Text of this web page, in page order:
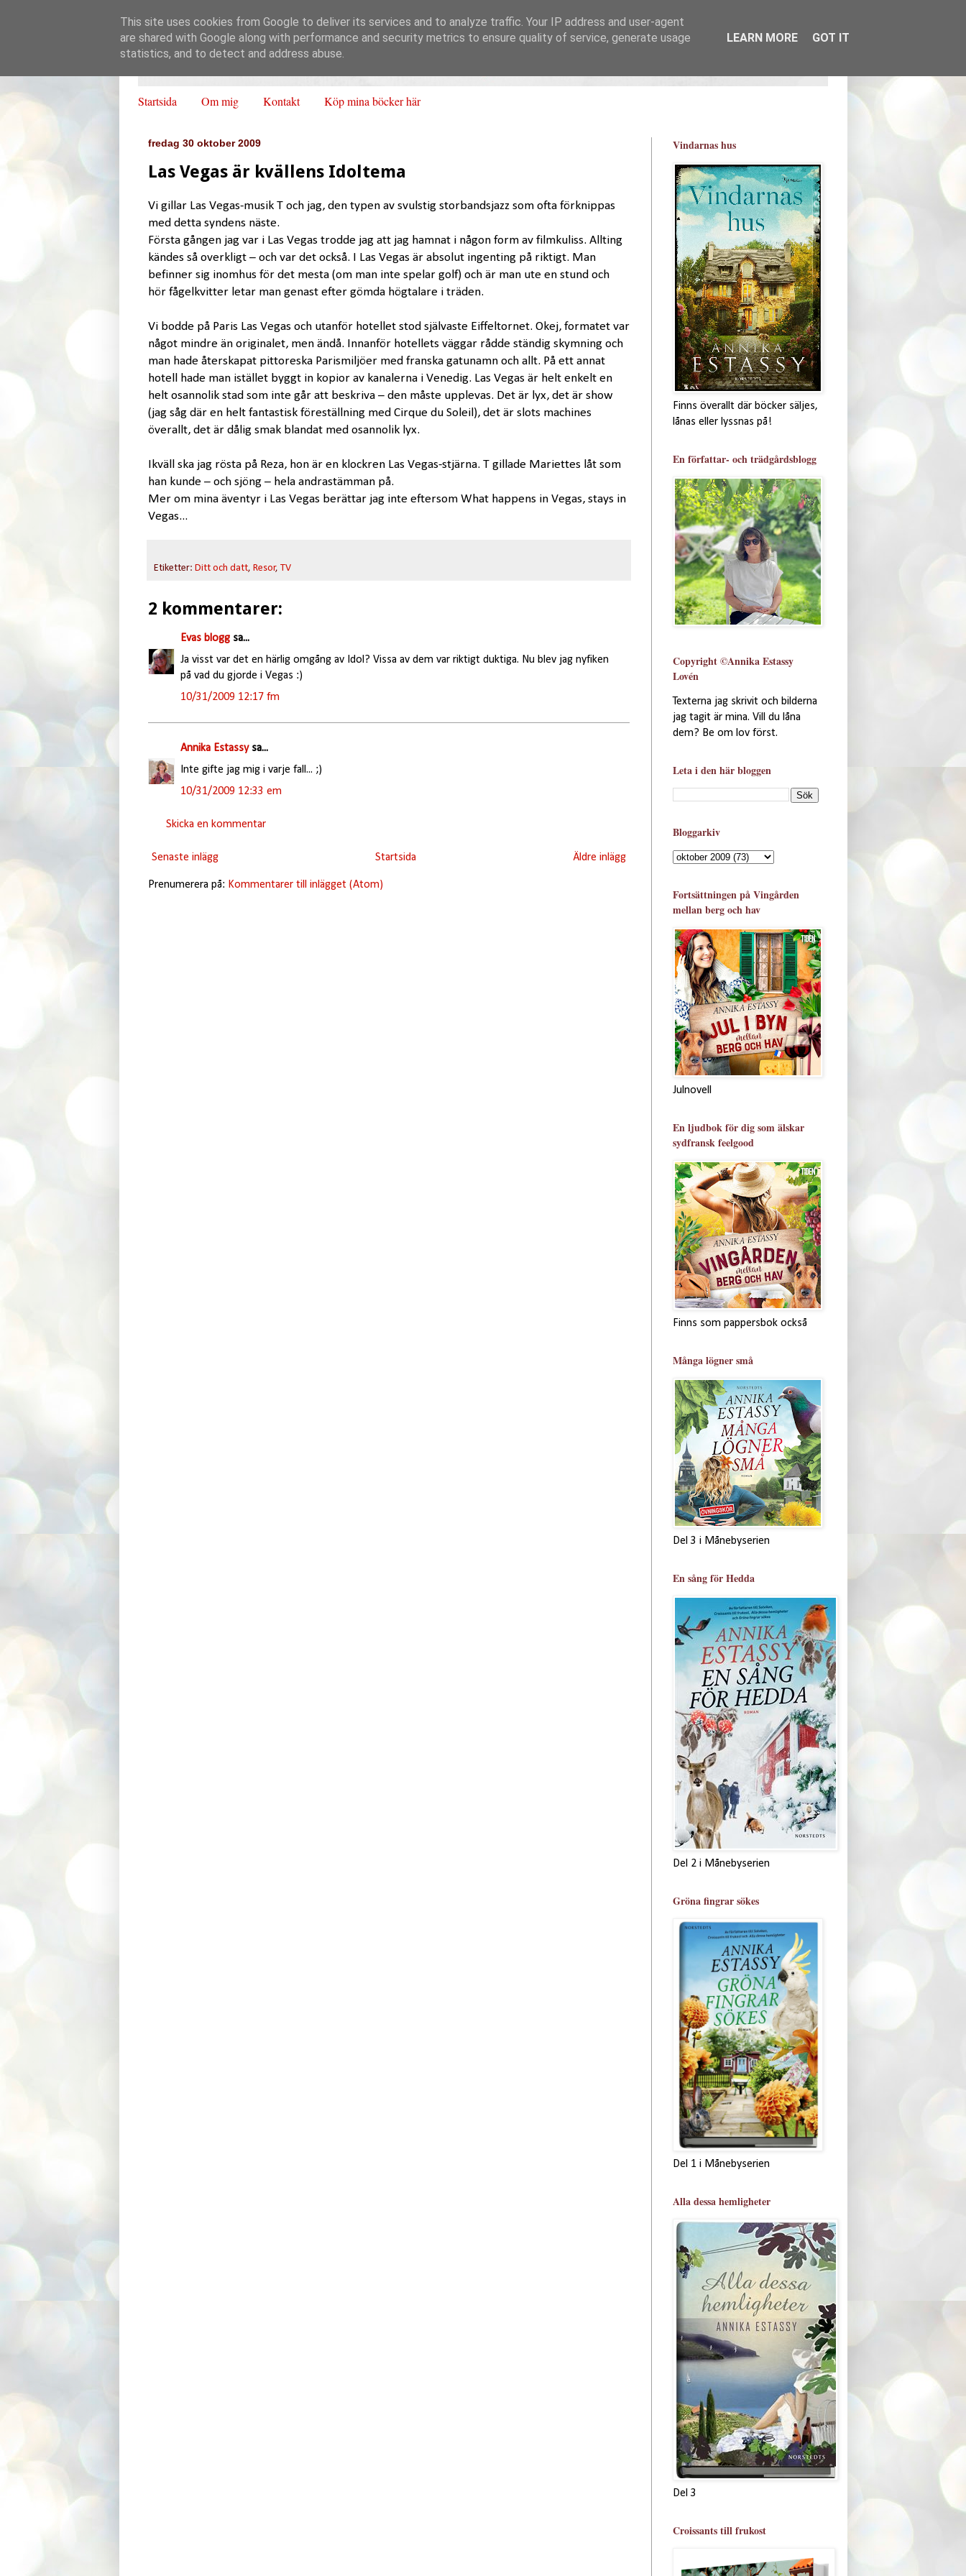
Startsida Om mig Kontakt Köp mina böcker här
fredag 30 oktober 2009
Las Vegas är kvällens Idoltema
Vi gillar Las Vegas-musik T och jag, den typen av svulstig storbandsjazz som ofta förknippas
med detta syndens näste.
Första gången jag var i Las Vegas trodde jag att jag hamnat i någon form av filmkuliss. Allting
kändes så overkligt – och var det också. I Las Vegas är absolut ingenting på riktigt. Man
befinner sig inomhus för det mesta (om man inte spelar golf) och är man ute en stund och
hör fågelkvitter letar man genast efter gömda högtalare i träden.
Vi bodde på Paris Las Vegas och utanför hotellet stod självaste Eiffeltornet. Okej, formatet var
något mindre än originalet, men ändå. Innanför hotellets väggar rådde ständig skymning och
man hade återskapat pittoreska Parismiljöer med franska gatunamn och allt. På ett annat
hotell hade man istället byggt in kopior av kanalerna i Venedig. Las Vegas är helt enkelt en
helt osannolik stad som inte går att beskriva – den måste upplevas. Det är lyx, det är show
(jag såg där en helt fantastisk föreställning med Cirque du Soleil), det är slots machines
överallt, det är dålig smak blandat med osannolik lyx.
Ikväll ska jag rösta på Reza, hon är en klockren Las Vegas-stjärna. T gillade Mariettes låt som
han kunde – och sjöng – hela andrastämman på.
Mer om mina äventyr i Las Vegas berättar jag inte eftersom What happens in Vegas, stays in
Vegas...
Etiketter: Ditt och datt, Resor, TV
2 kommentarer:
Evas bloggsa...
Ja visst var det en härlig omgång av Idol? Vissa av dem var riktigt duktiga. Nu blev jag nyfiken
på vad du gjorde i Vegas :)
10/31/2009 12:17 fm
Annika Estassysa...
Inte gifte jag mig i varje fall... ;)
10/31/2009 12:33 em
Skicka en kommentar
Senaste inlägg Äldre inlägg
Startsida
Prenumerera på: Kommentarer till inlägget (Atom)
Vindarnas hus
Finns överallt där böcker säljes,
lånas eller lyssnas på!
En författar- och trädgårdsblogg
Copyright ©Annika Estassy
Lovén
Texterna jag skrivit och bilderna
jag tagit är mina. Vill du låna
dem? Be om lov först.
Leta i den här bloggen
Bloggarkiv
Fortsättningen på Vingården
mellan berg och hav
Julnovell
En ljudbok för dig som älskar
sydfransk feelgood
Finns som pappersbok också
Många lögner små
Del 3 i Månebyserien
En sång för Hedda
Del 2 i Månebyserien
Gröna fingrar sökes
Del 1 i Månebyserien
Alla dessa hemligheter
Del 3
Croissants till frukost
This site uses cookies from Google to deliver its services and to analyze traffic. Your IP address and user-agent
are shared with Google along with performance and security metrics to ensure quality of service, generate usage
statistics, and to detect and address abuse.
LEARN MORE GOT IT